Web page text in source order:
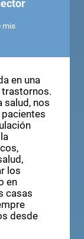
en una
nos
los
en
casas
desde